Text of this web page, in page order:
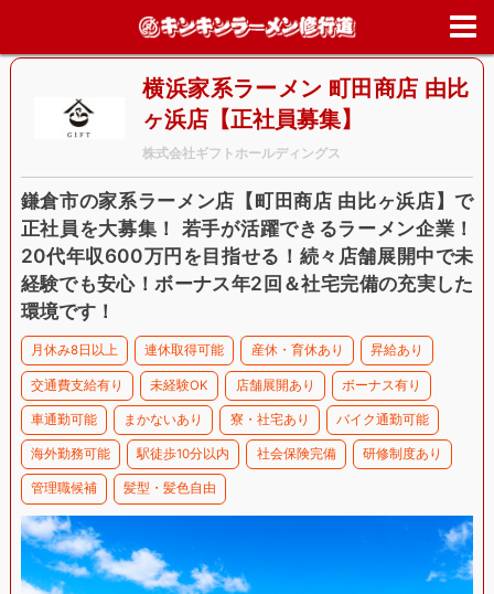
>神奈川県>鎌倉市>横浜家系ラーメン 町田商店 由
比ヶ浜店【正社員募集】
横浜家系ラーメン 町田商店 由比
ヶ浜店【正社員募集】
株式会社ギフトホールディングス
鎌倉市の家系ラーメン店【町田商店 由比ヶ浜店】で
正社員を大募集！ 若手が活躍できるラーメン企業！
20代年収600万円を目指せる！続々店舗展開中で未
経験でも安心！ボーナス年2回＆社宅完備の充実した
環境です！
月休み8日以上 連休取得可能 産休・育休あり 昇給あり
交通費支給有り 未経験OK 店舗展開あり ボーナス有り
車通勤可能 まかないあり 寮・社宅あり バイク通勤可能
海外勤務可能 駅徒歩10分以内 社会保険完備 研修制度あり
管理職候補 髪型・髪色自由